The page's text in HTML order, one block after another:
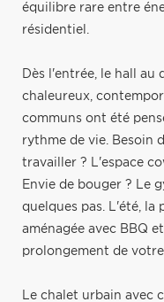
équilibre rare entre
résidentiel.
Dès l'entrée, le hall au
chaleureux,
communs ont été
rythme de vie. Besoin
travailler ? L'espace
Envie de bouger ? Le
quelques pas. L'été, la
aménagée avec BBQ
prolongement de
Le chalet urbain avec